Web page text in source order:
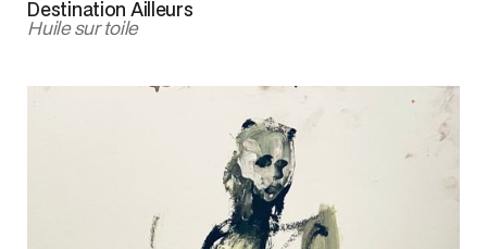
Destination Ailleurs
Huile sur toile